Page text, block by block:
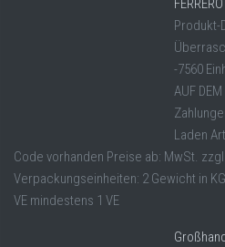
Produkt-
-7560
AUF
Laden
Code vorhanden Preise ab: MwSt.
Verpackungseinheiten: 2 Gewicht in
VE mindestens 1 VE